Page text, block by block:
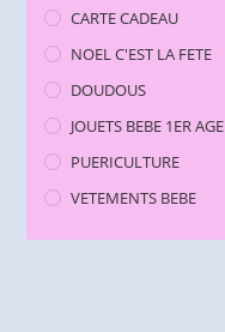
CARTE CADEAU
NOEL C'EST LA FETE
DOUDOUS
JOUETS BEBE 1ER AGE
PUERICULTURE
VETEMENTS BEBE